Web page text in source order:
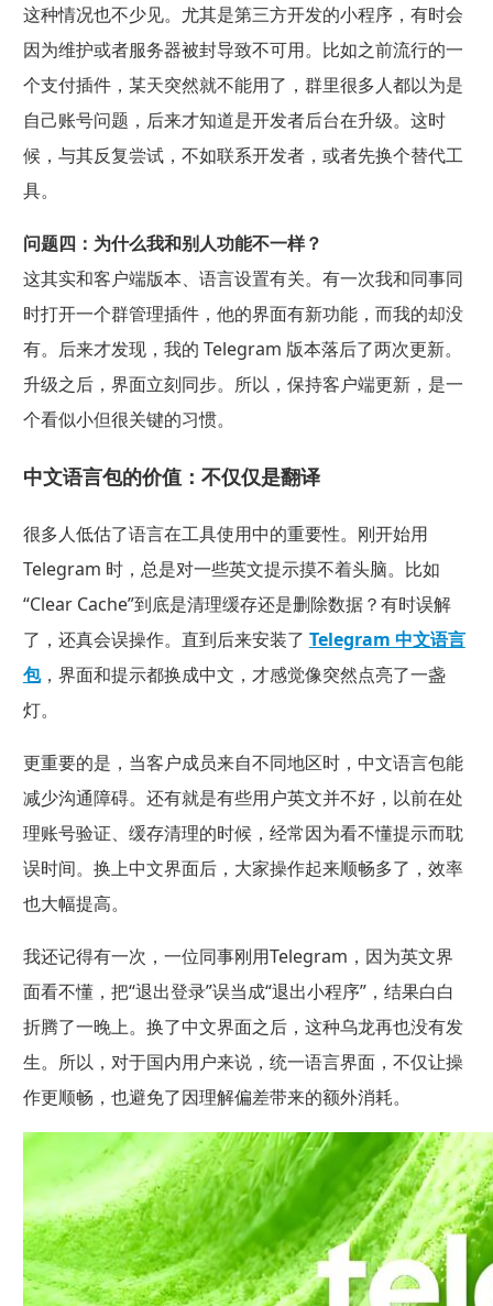
这种情况也不少见。尤其是第三方开发的小程序，有时会
因为维护或者服务器被封导致不可用。比如之前流行的一
个支付插件，某天突然就不能用了，群里很多人都以为是
自己账号问题，后来才知道是开发者后台在升级。这时
候，与其反复尝试，不如联系开发者，或者先换个替代工
具。
问题四：为什么我和别人功能不一样？
这其实和客户端版本、语言设置有关。有一次我和同事同
时打开一个群管理插件，他的界面有新功能，而我的却没
有。后来才发现，我的 Telegram 版本落后了两次更新。
升级之后，界面立刻同步。所以，保持客户端更新，是一
个看似小但很关键的习惯。
中文语言包的价值：不仅仅是翻译
很多人低估了语言在工具使用中的重要性。刚开始用
Telegram 时，总是对一些英文提示摸不着头脑。比如
“Clear Cache”到底是清理缓存还是删除数据？有时误解
了，还真会误操作。直到后来安装了 Telegram 中文语言
包，界面和提示都换成中文，才感觉像突然点亮了一盏
灯。
更重要的是，当客户成员来自不同地区时，中文语言包能
减少沟通障碍。还有就是有些用户英文并不好，以前在处
理账号验证、缓存清理的时候，经常因为看不懂提示而耽
误时间。换上中文界面后，大家操作起来顺畅多了，效率
也大幅提高。
我还记得有一次，一位同事刚用Telegram，因为英文界
面看不懂，把“退出登录”误当成“退出小程序”，结果白白
折腾了一晚上。换了中文界面之后，这种乌龙再也没有发
生。所以，对于国内用户来说，统一语言界面，不仅让操
作更顺畅，也避免了因理解偏差带来的额外消耗。